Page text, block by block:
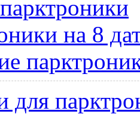
на 8
для